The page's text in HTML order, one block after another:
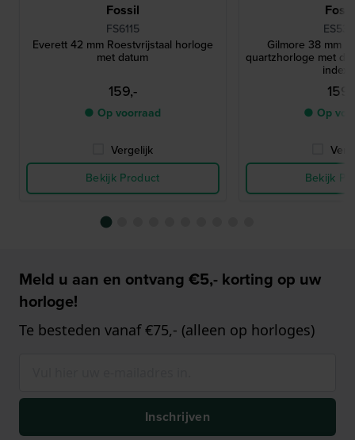
Fossil
FS6115
Everett 42 mm Roestvrijstaal horloge
met datum
159,-
● Op voorraad
Vergelijk
Bekijk Product
Gilmore 38 mm
quartzhorloge met
● Op
Bekijk
Meld u aan en ontvang €5,- korting op uw
horloge!
Te besteden vanaf €75,- (alleen op horloges)
Inschrijven